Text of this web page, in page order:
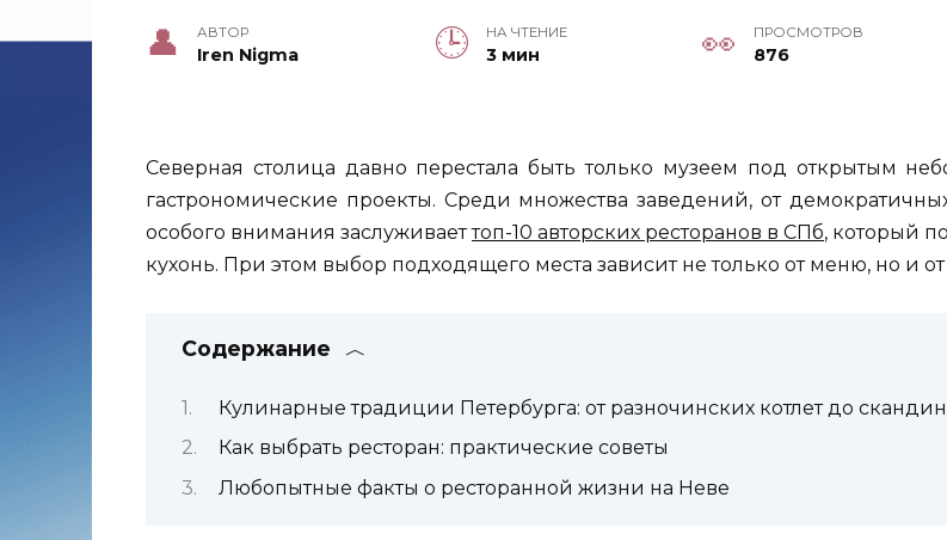
АВТОР
Iren Nigma
НА ЧТЕНИЕ
3 мин
ПРОСМОТРОВ
876
Северная столица давно перестала быть только музеем под открытым
гастрономические проекты. Среди множества заведений, от
особого внимания заслуживаеттоп-10 авторских ресторанов в СПб, который
кухонь. При этом выбор подходящего места зависит не только от меню, но и
Содержание
Кулинарные традиции Петербурга: от разночинских котлет до
Как выбрать ресторан: практические советы
Любопытные факты о ресторанной жизни на Неве